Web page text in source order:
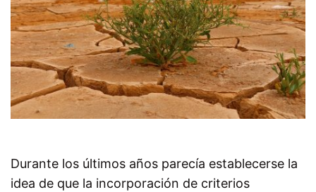
Durante los últimos años parecía establecerse la
idea de que la incorporación de criterios